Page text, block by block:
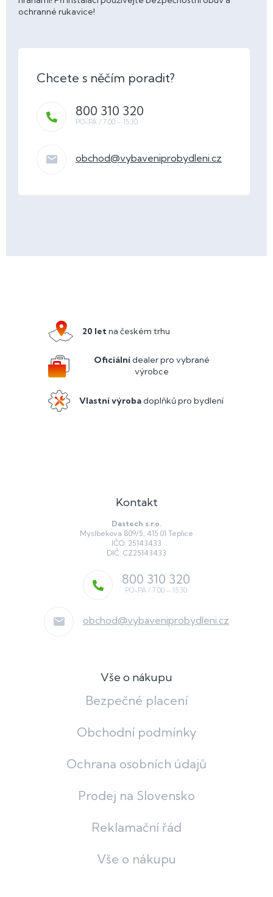
ochranné rukavice!
obchod@vybaveniprobydleni.cz
800 310 320
20 letna českém trhu
Oficiálnídealer pro vybrané
výrobce
Vlastní výrobadoplňků pro bydlení
Kontakt
Dastech s.r.o.
Myslbekova 809/5, 415 01 Teplice
IČO: 25143433
DIČ: CZ25143433
obchod@vybaveniprobydleni.cz
800 310 320
Vše o nákupu
Bezpečné placení
Obchodní podmínky
Ochrana osobních údajů
Prodej na Slovensko
Reklamační řád
Vše o nákupu